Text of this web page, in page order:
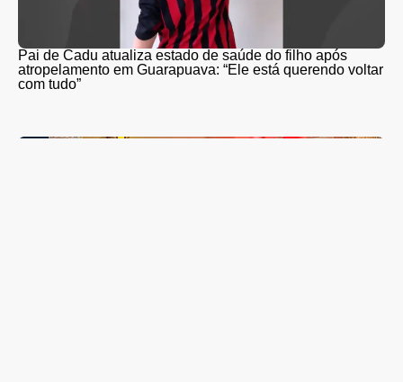
Pai de Cadu atualiza estado de saúde do filho após
atropelamento em Guarapuava: “Ele está querendo voltar
com tudo”